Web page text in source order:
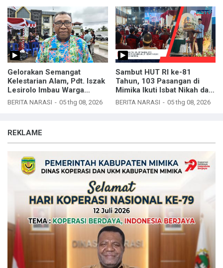
Gelorakan Semangat
Kelestarian Alam, Pdt. Iszak
Lesirolo Imbau Warga
Mimika Jaga Kebersihan
BERITA NARASI 05 thg 08, 2026
Sambut HUT RI ke-81
Tahun, 103 Pasangan di
Mimika Ikuti Isbat Nikah dan
Nikah Massal
BERITA NARASI 05 thg 08, 2026
REKLAME